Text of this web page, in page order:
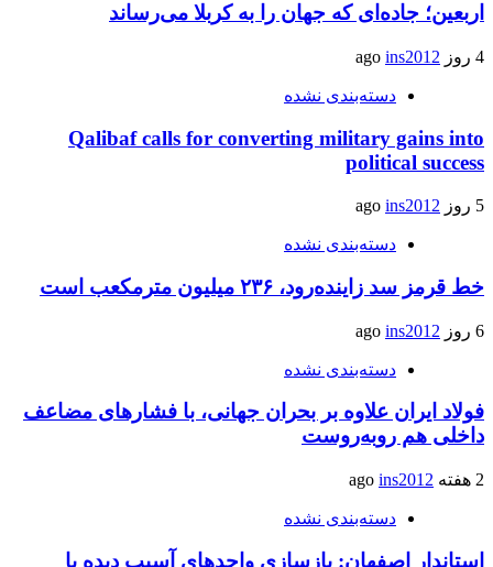
اربعین؛ جاده‌ای که جهان را به کربلا می‌رساند
4 روز ago ins2012
دسته‌بندی نشده
Qalibaf calls for converting military gains into
political success
5 روز ago ins2012
دسته‌بندی نشده
خط قرمز سد زاینده‌رود، ۲۳۶ میلیون مترمکعب است
6 روز ago ins2012
دسته‌بندی نشده
فولاد ایران علاوه بر بحران جهانی، با فشارهای مضاعف
داخلی هم روبه‌روست
2 هفته ago ins2012
دسته‌بندی نشده
استاندار اصفهان: بازسازی واحدهای آسیب دیده با